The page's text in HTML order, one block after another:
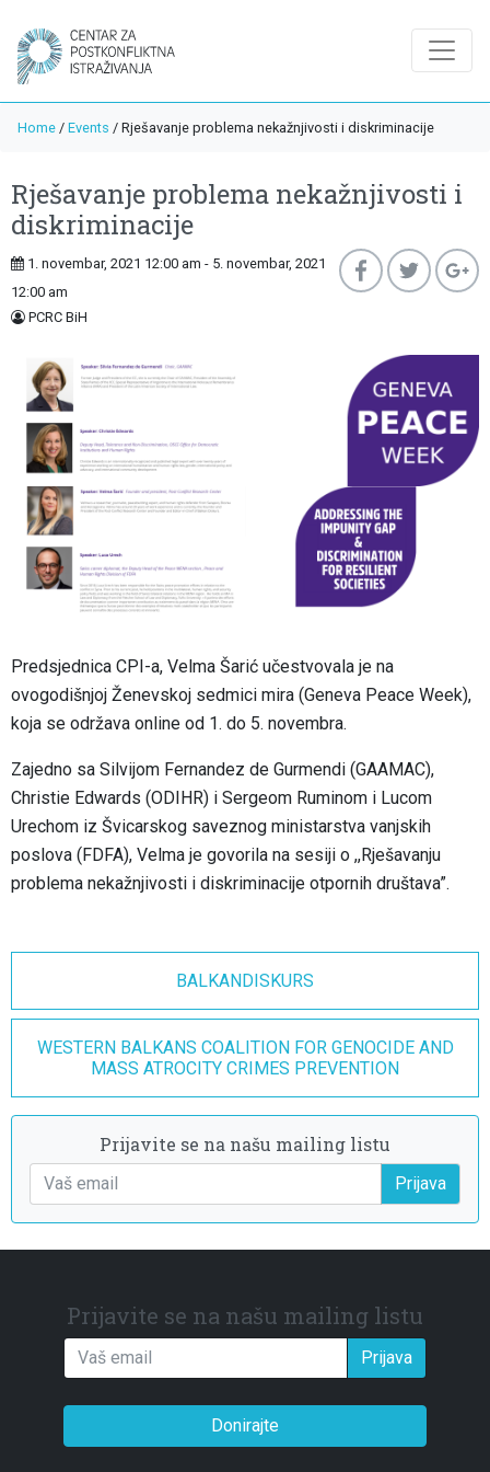
Home / Events / Rješavanje problema nekažnjivosti i diskriminacije
Rješavanje problema nekažnjivosti i
diskriminacije
1. novembar, 2021 12:00 am - 5. novembar, 2021
12:00 am
PCRC BiH
Predsjednica CPI-a, Velma Šarić učestvovala je na
ovogodišnjoj Ženevskoj sedmici mira (Geneva Peace Week),
koja se održava online od 1. do 5. novembra.
Zajedno sa Silvijom Fernandez de Gurmendi (GAAMAC),
Christie Edwards (ODIHR) i Sergeom Ruminom i Lucom
Urechom iz Švicarskog saveznog ministarstva vanjskih
poslova (FDFA), Velma je govorila na sesiji o ,,Rješavanju
problema nekažnjivosti i diskriminacije otpornih društava”.
BALKANDISKURS
WESTERN BALKANS COALITION FOR GENOCIDE AND
MASS ATROCITY CRIMES PREVENTION
Prijavite se na našu mailing listu
Prijava
Prijavite se na našu mailing listu
Prijava
Donirajte